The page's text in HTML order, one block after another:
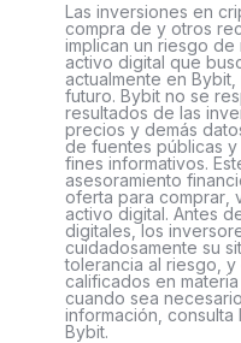
Las inversiones en
compra de y otros
implican un riesgo
activo digital que
actualmente en
futuro. Bybit no se
resultados de las
precios y demás
de fuentes públicas
fines informativos.
asesoramiento
oferta para comprar,
activo digital. Antes
digitales, los
cuidadosamente su
tolerancia al riesgo,
calificados en
cuando sea
información,
Bybit.